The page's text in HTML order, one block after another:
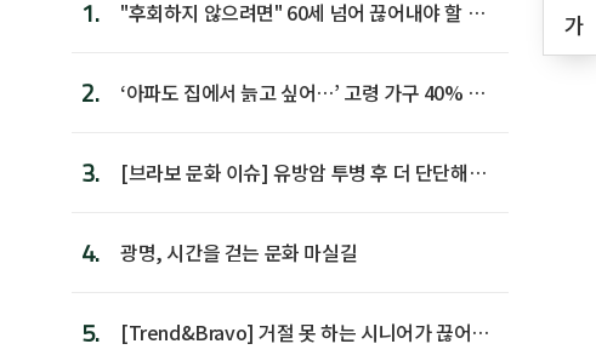
가
1.
"후회하지 않으려면" 60세 넘어 끊어내야 할 사
2.
‘아파도 집에서 늙고 싶어…’ 고령 가구 40% 노
3.
[브라보 문화 이슈] 유방암 투병 후 더 단단해진
4. 광명, 시간을 걷는 문화 마실길
5.
[Trend&Bravo] 거절 못 하는 시니어가 끊어야